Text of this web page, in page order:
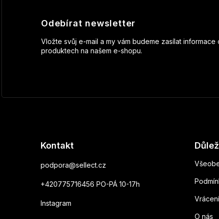
Odebírat newsletter
Vložte svůj e-mail a my vám budeme zasílat informace
produktech na našem e-shopu.
Kontakt
podpora@sellect.cz
+420775716456 PO-PÁ 10-17h
Instagram
O nás